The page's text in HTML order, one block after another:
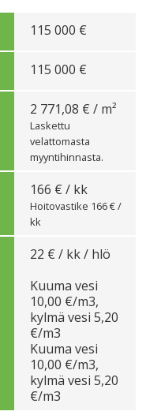
115 000 €
115 000 €
2 771,08 € / m²
Laskettu
velattomasta
myyntihinnasta.
166 € / kk
Hoitovastike 166 € /
kk
22 € / kk / hlö
Kuuma vesi
10,00 €/m3,
kylmä vesi 5,20
€/m3
Kuuma vesi
10,00 €/m3,
kylmä vesi 5,20
€/m3